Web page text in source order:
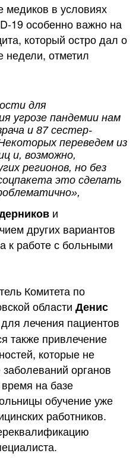
в условиях
19 особенно важно на
который остро дал о
недели, отметил
для
угрозе пандемии нам
и 87 сестер-
переведем из
и, возможно,
регионов, но без
это сделать
и
других вариантов
к работе с больными
Комитета по
области Денис
лечения пациентов
также привлечение
которые не
органов
на базе
обучение уже
работников.